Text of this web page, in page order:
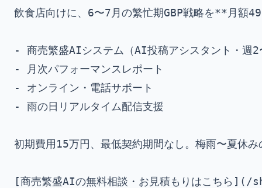
飲食店向けに、6〜7月の繁忙期GBP戦略を**月額
- 商売繁盛AIシステム（AI投稿アシスタント・週2
- 月次パフォーマンスレポート
- オンライン・電話サポート
- 雨の日リアルタイム配信支援
初期費用15万円、最低契約期間なし。梅雨〜夏休
[商売繁盛AIの無料相談・お見積もりはこちら